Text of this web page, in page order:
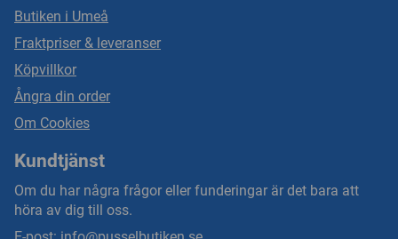
Butiken i Umeå
Fraktpriser & leveranser
Köpvillkor
Ångra din order
Om Cookies
Kundtjänst
Om du har några frågor eller funderingar är det bara att
höra av dig till oss.